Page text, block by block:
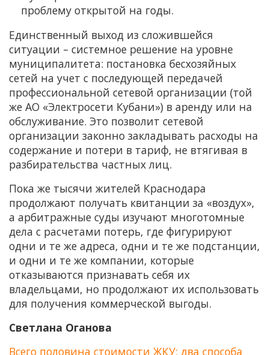
проблему открытой на годы.
Единственный выход из сложившейся
ситуации – системное решение на уровне
муниципалитета: постановка бесхозяйных
сетей на учет с последующей передачей
профессиональной сетевой организации (той
же АО «Электросети Кубани») в аренду или на
обслуживание. Это позволит сетевой
организации законно закладывать расходы на
содержание и потери в тариф, не втягивая в
разбирательства частных лиц.
Пока же тысячи жителей Краснодара
продолжают получать квитанции за «воздух»,
а арбитражные суды изучают многотомные
дела с расчетами потерь, где фигурируют
одни и те же адреса, одни и те же подстанции,
и одни и те же компании, которые
отказываются признавать себя их
владельцами, но продолжают их использовать
для получения коммерческой выгоды.
Светлана Оганова
Всего половина стоимости ЖКУ: два способа